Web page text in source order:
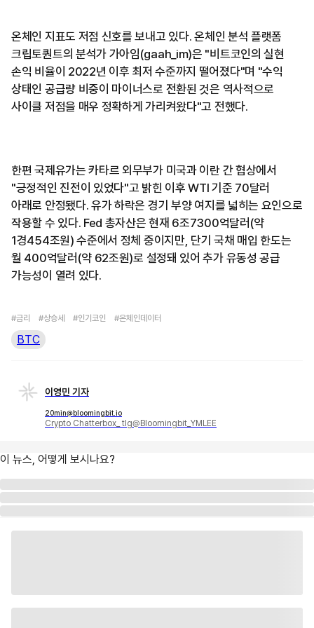
온체인 지표도 저점 신호를 보내고 있다. 온체인 분석 플랫폼
크립토퀀트의 분석가 가아임(gaah_im)은 "비트코인의 실현
손익 비율이 2022년 이후 최저 수준까지 떨어졌다"며 "수익
상태인 공급량 비중이 마이너스로 전환된 것은 역사적으로
사이클 저점을 매우 정확하게 가리켜왔다"고 전했다.
한편 국제유가는 카타르 외무부가 미국과 이란 간 협상에서
"긍정적인 진전이 있었다"고 밝힌 이후 WTI 기준 70달러
아래로 안정됐다. 유가 하락은 경기 부양 여지를 넓히는 요인으로
작용할 수 있다. Fed 총자산은 현재 6조7300억달러(약
1경454조원) 수준에서 정체 중이지만, 단기 국채 매입 한도는
월 400억달러(약 62조원)로 설정돼 있어 추가 유동성 공급
가능성이 열려 있다.
#금리 #상승세 #인기코인 #온체인데이터
BTC
이영민 기자
20min@bloomingbit.io
Crypto Chatterbox_ tlg@Bloomingbit_YMLEE
이 뉴스, 어떻게 보시나요?